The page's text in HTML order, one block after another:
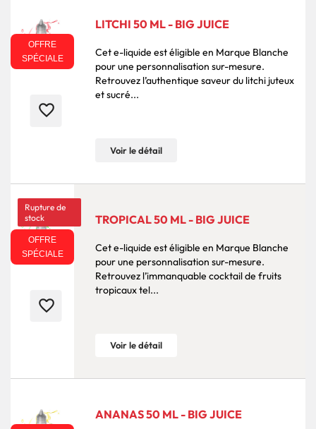
OFFRE
SPÉCIALE
favorite_border
LITCHI 50 ML - BIG JUICE
Cet e-liquide est éligible en Marque Blanche
pour une personnalisation sur-mesure.
Retrouvez l’authentique saveur du litchi juteux
et sucré...
Voir le détail
OFFRE
SPÉCIALE
Rupture de
stock
favorite_border
TROPICAL 50 ML - BIG JUICE
Cet e-liquide est éligible en Marque Blanche
pour une personnalisation sur-mesure.
Retrouvez l’immanquable cocktail de fruits
tropicaux tel...
Voir le détail
ANANAS 50 ML - BIG JUICE